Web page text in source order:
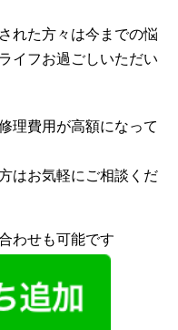
れた方々は今までの悩
イフお過ごしいただい
理費用が高額になって
はお気軽にご相談くだ
わせも可能です